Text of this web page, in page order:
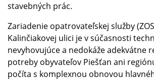
stavebných prác.
Zariadenie opatrovateľskej služby
Kalinčiakovej ulici je v súčasnosti
nevyhovujúce a nedokáže adekvátne
potreby obyvateľov Piešťan ani
počíta s komplexnou obnovou